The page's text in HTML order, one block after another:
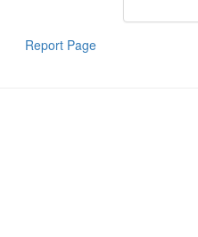
Report Page